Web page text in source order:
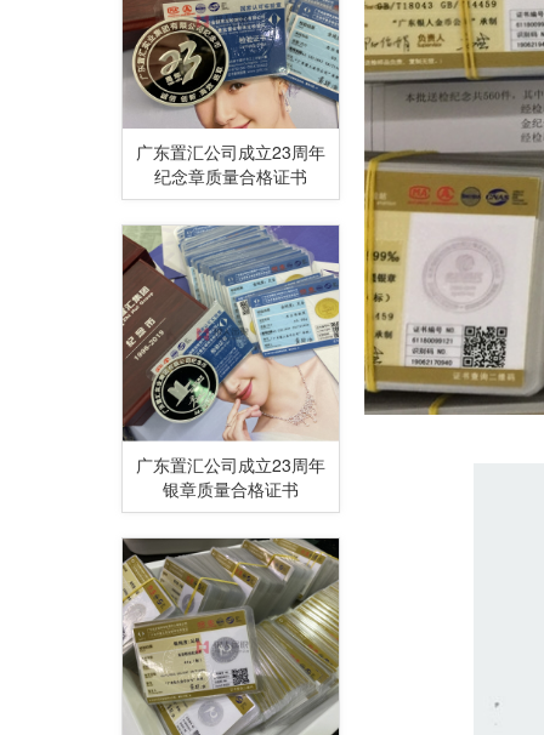
广东置汇公司成立23周年
纪念章质量合格证书
广东置汇公司成立23周年
银章质量合格证书